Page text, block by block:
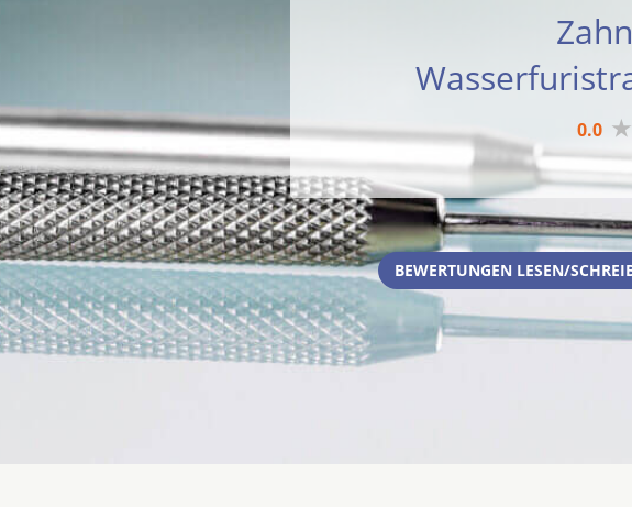
0.0
BEWERTUNGEN LESEN/